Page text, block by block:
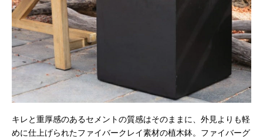
キレと重厚感のあるセメントの質感はそのままに、外見よりも軽
めに仕上げられたファイバークレイ素材の植木鉢。ファイバーグ